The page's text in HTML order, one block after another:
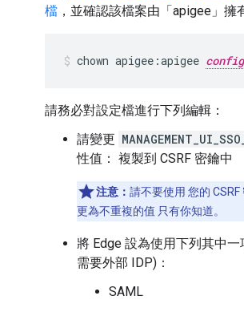
檔 ，並確認該檔案由「apigee」擁
chown apigee:apigee
請務必對設定檔進行下列編輯：
請變更
性值： 複製到 CSRF 密鑰中
注意： 請不要使用 您的
更為不重複的值 只有你知道。
將 Edge 設為使用下列其中一
需要外部 IDP)：
SAML